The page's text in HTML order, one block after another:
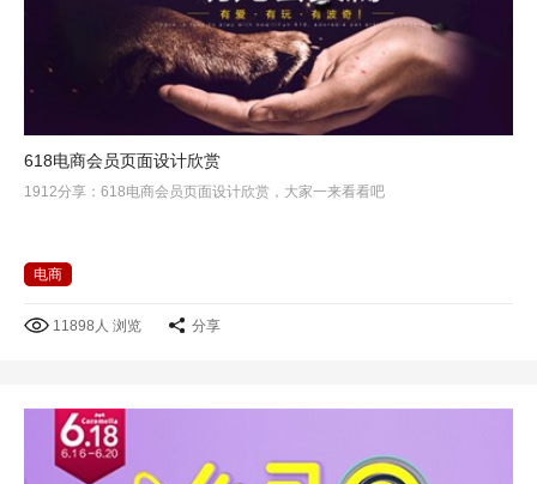
618电商会员页面设计欣赏
1912分享：618电商会员页面设计欣赏，大家一来看看吧
电商
11898人 浏览 分享